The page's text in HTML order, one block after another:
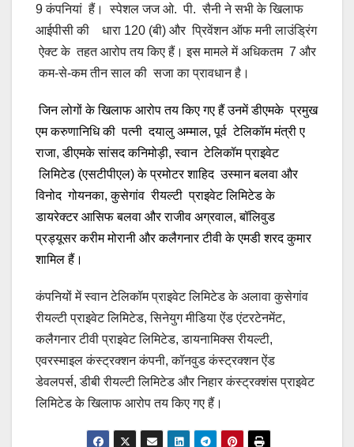
9 कंपनियां हैं। स्पेशल जज ओ. पी. सैनी ने सभी के खिलाफ
आईपीसी की धारा 120 (बी) और प्रिवेंशन ऑफ मनी लाउंड्रिंग
ऐक्ट के तहत आरोप तय किए हैं। इस मामले में अधिकतम 7 और
कम-से-कम तीन साल की सजा का प्रावधान है।
जिन लोगों के खिलाफ आरोप तय किए गए हैं उनमें डीएमके प्रमुख
एम करुणानिधि की पत्नी दयालु अम्माल, पूर्व टेलिकॉम मंत्री ए
राजा, डीएमके सांसद कनिमोड़ी, स्वान टेलिकॉम प्राइवेट
लिमिटेड (एसटीपीएल) के प्रमोटर शाहिद उस्मान बलवा और
विनोद गोयनका, कुसेगांव रीयल्टी प्राइवेट लिमिटेड के
डायरेक्टर आसिफ बलवा और राजीव अग्रवाल, बॉलिवुड
प्रड्यूसर करीम मोरानी और कलैगनार टीवी के एमडी शरद कुमार
शामिल हैं।
कंपनियों में स्वान टेलिकॉम प्राइवेट लिमिटेड के अलावा कुसेगांव
रीयल्टी प्राइवेट लिमिटेड, सिनेयुग मीडिया ऐंड एंटरटेनमेंट,
कलैगनार टीवी प्राइवेट लिमिटेड, डायनामिक्स रीयल्टी,
एवरस्माइल कंस्ट्रक्शन कंपनी, कॉनवुड कंस्ट्रक्शन ऐंड
डेवलपर्स, डीबी रीयल्टी लिमिटेड और निहार कंस्ट्रक्शंस प्राइवेट
लिमिटेड के खिलाफ आरोप तय किए गए हैं।